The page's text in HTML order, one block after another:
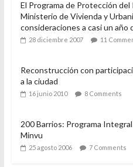
El Programa de Protección del
Ministerio de Vivienda y
consideraciones a casi un año
28 diciembre 2007 11
Reconstrucción con
a la ciudad
16 junio 2010 8 Comments
200 Barrios: Programa
Minvu
25 agosto 2006 7 Comments